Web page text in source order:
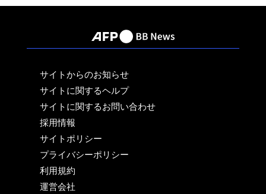
サイトからのお知らせ
サイトに関するヘルプ
サイトに関するお問い合わせ
採用情報
サイトポリシー
プライバシーポリシー
利用規約
運営会社